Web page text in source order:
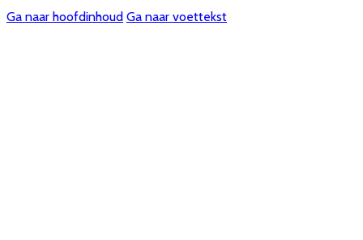
Ga naar hoofdinhoud Ga naar voettekst